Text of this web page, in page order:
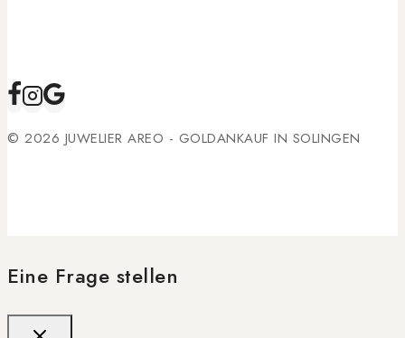
© 2026 JUWELIER AREO - GOLDANKAUF IN SOLINGEN
Eine Frage stellen